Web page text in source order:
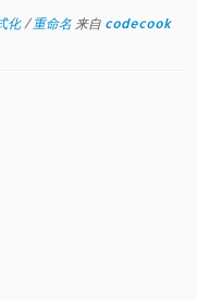
化/重命名 来自 codecook